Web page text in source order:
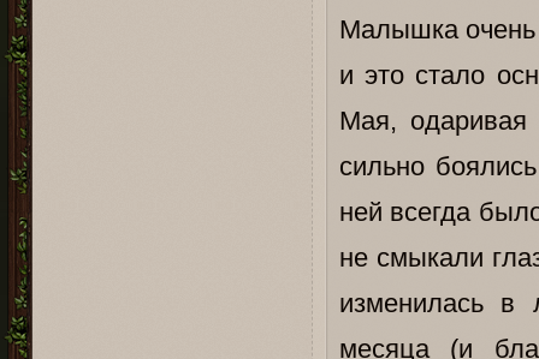
Малышка очень
и это стало
Мая,
сильно
ней всегда
не смыкали
изменилась в
месяца (и